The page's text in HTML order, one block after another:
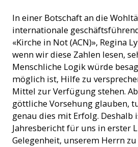
In einer Botschaft an die
internationale
«Kirche in Not (ACN)», Regina
wenn wir diese Zahlen lesen,
Menschliche Logik würde
möglich ist, Hilfe zu
Mittel zur Verfügung stehen.
göttliche Vorsehung glauben,
genau dies mit Erfolg. Deshalb
Jahresbericht für uns in erster
Gelegenheit, unserem Herrn zu